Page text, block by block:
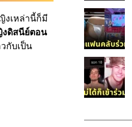
งเหล่านี้ก็มี
งดิสนีย์ตอน
กับเป็น